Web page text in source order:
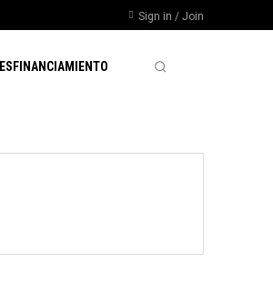
Sign in / Join